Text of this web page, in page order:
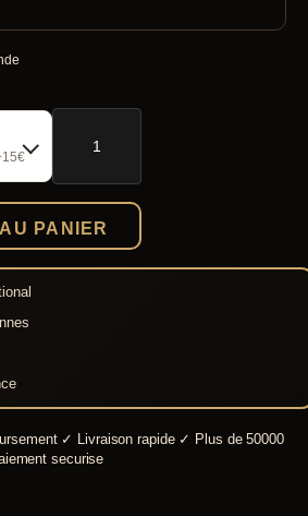
quantité
Bouclier
cavalier
Equestris
PANIER
✓ Livraison rapide ✓ Plus de 50000
securise